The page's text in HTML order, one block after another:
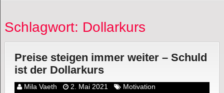
Schlagwort: Dollarkurs
Preise steigen immer weiter – Schuld
ist der Dollarkurs
Mila Vaeth 2. Mai 2021
Motivation